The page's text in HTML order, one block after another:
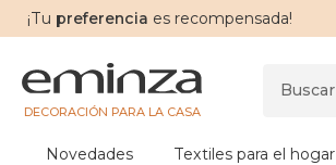
¡Tu preferencia es recompensada!
DECORACIÓN PARA LA CASA
Novedades Textiles para el hogar